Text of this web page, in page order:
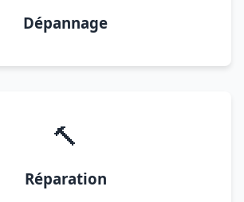
Dépannage
🔨
Réparation